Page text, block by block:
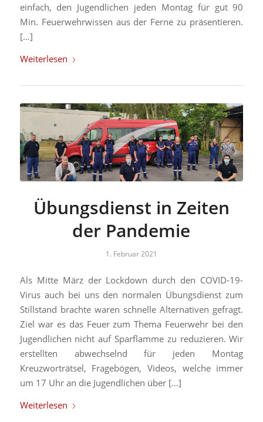
einfach, den Jugendlichen jeden Montag für gut 90
Min. Feuerwehrwissen aus der Ferne zu präsentieren.
[…]
Weiterlesen
Übungsdienst in Zeiten
der Pandemie
1. Februar 2021
Als Mitte März der Lockdown durch den COVID-19-
Virus auch bei uns den normalen Übungsdienst zum
Stillstand brachte waren schnelle Alternativen gefragt.
Ziel war es das Feuer zum Thema Feuerwehr bei den
Jugendlichen nicht auf Sparflamme zu reduzieren. Wir
erstellten abwechselnd für jeden Montag
Kreuzworträtsel, Fragebögen, Videos, welche immer
um 17 Uhr an die Jugendlichen über […]
Weiterlesen